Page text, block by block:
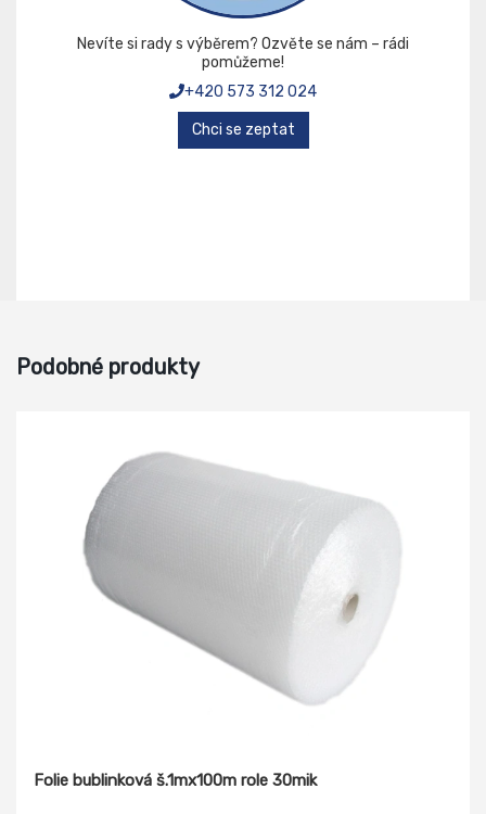
Nevíte si rady s výběrem? Ozvěte se nám – rádi
pomůžeme!
+420 573 312 024
Chci se zeptat
Podobné produkty
Folie bublinková š.1mx100m role 30mik